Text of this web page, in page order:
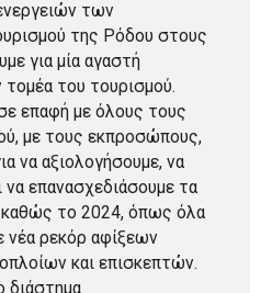
των
της Ρόδου στους
για μία αγαστή
τομέα του τουρισμού.
σε επαφή με όλους τους
με τους εκπροσώπους,
να αξιολογήσουμε, να
να επανασχεδιάσουμε τα
καθώς το 2024, όπως όλα
νέα ρεκόρ αφίξεων
και επισκεπτών.
διάστημα